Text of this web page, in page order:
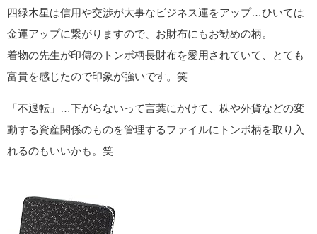
四緑木星は信用や交渉が大事なビジネス運をアップ…ひいては
金運アップに繋がりますので、お財布にもお勧めの柄。
着物の先生が印傳のトンボ柄長財布を愛用されていて、とても
富貴を感じたので印象が強いです。笑
「不退転」…下がらないって言葉にかけて、株や外貨などの変
動する資産関係のものを管理するファイルにトンボ柄を取り入
れるのもいいかも。笑